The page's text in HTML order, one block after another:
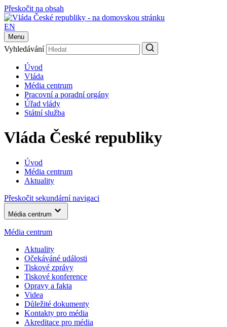
Přeskočit na obsah
EN
Menu
Vyhledávání
Úvod
Vláda
Média centrum
Pracovní a poradní orgány
Úřad vlády
Státní služba
Vláda České republiky
Úvod
Média centrum
Aktuality
Přeskočit sekundární navigaci
Média centrum
Média centrum
Aktuality
Očekáváné události
Tiskové zprávy
Tiskové konference
Opravy a fakta
Videa
Důležité dokumenty
Kontakty pro média
Akreditace pro média